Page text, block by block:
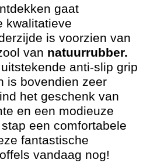
gaat
kwalitatieve
is voorzien van
van natuurrubber.
anti-slip grip
is bovendien zeer
het geschenk van
en een modieuze
een comfortabele
fantastische
vandaag nog!